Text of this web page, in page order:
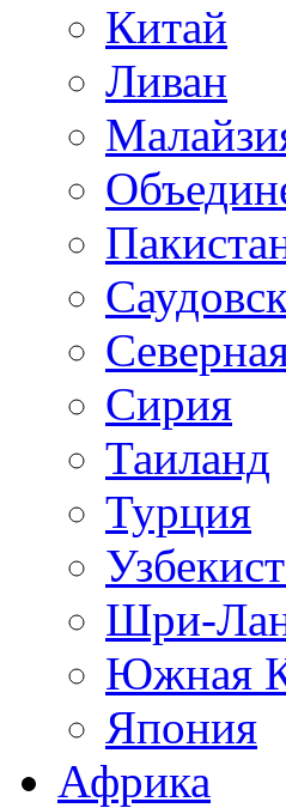
Китай
Ливан
Сирия
Таиланд
Турция
Шри-
Южная
Япония
Африка